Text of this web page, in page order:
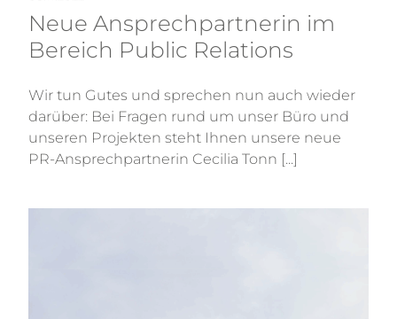
Neue Ansprechpartnerin im
Bereich Public Relations
Wir tun Gutes und sprechen nun auch wieder
darüber: Bei Fragen rund um unser Büro und
unseren Projekten steht Ihnen unsere neue
PR-Ansprechpartnerin Cecilia Tonn [...]